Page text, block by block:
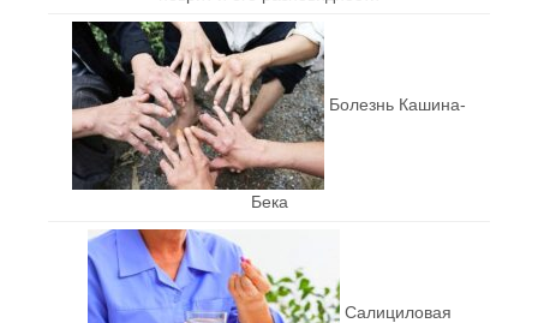
Болезнь Кашина-
Бека
Салициловая